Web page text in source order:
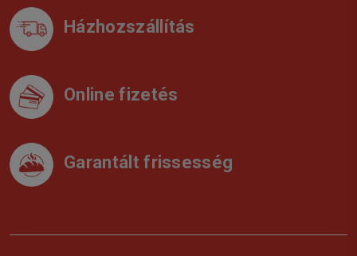
Házhozszállítás
Online fizetés
Garantált frissesség